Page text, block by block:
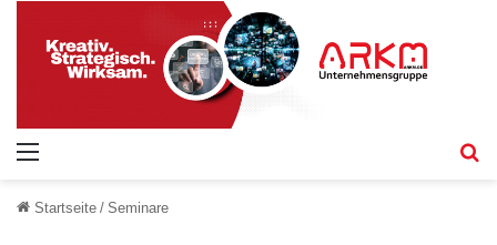
Startseite / Seminare